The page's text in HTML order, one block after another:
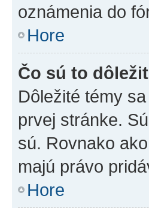
oznámenia do
Hore
Čo sú to
Dôležité témy
prvej stránke.
sú. Rovnako
majú právo
Hore